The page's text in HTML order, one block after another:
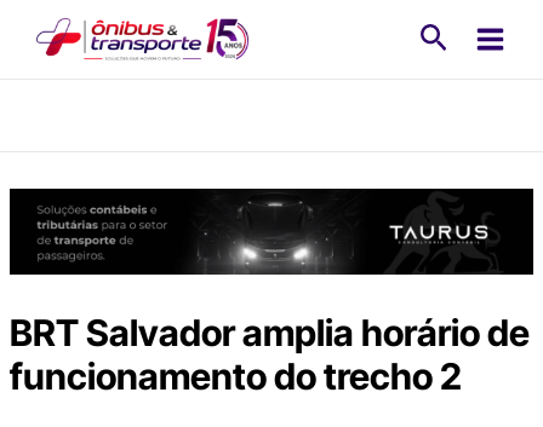
BRT Salvador amplia horário de
funcionamento do trecho 2